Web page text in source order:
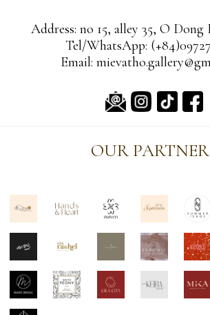
Address: no 15, alley 35, O
Tel/WhatsApp:
Email:
OUR